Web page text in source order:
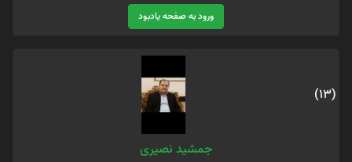
ورود به صفحه یادبود
(13)
جمشید نصیری